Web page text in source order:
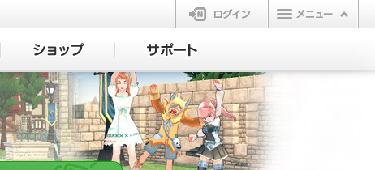
ログイン